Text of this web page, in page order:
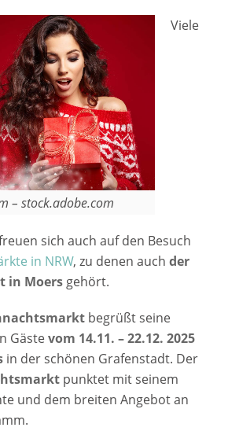
und Programm. Zentraler
Weihnachtsmarktes in
festlich geschmückten
an denen die
durch das wechselnde
wieder neue Geschenkideen
Leckereien
Dekoschätze bis hin zu
Handwerksarbeiten.
Stände, leckere
vermischen sich
Klängen zu einem
Flair. Geboten wird auch
Vom Glühwein bis
Herz begehrt. Eine
der bespielte Schlossplatz
und
an einem Wochenende.…
– stock.adobe.com
Viele
sich auch auf den Besuch
in NRW, zu denen auch der
in Moersgehört.
begrüßt seine
Gästevom 14.11. – 22.12. 2025
in der schönen Grafenstadt. Der
punktet mit seinem
und dem breiten Angebot an